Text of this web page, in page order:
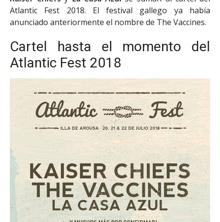
Atlantic Fest 2018. El festival gallego ya había
anunciado anteriormente el nombre de The Vaccines.
Cartel hasta el momento del
Atlantic Fest 2018